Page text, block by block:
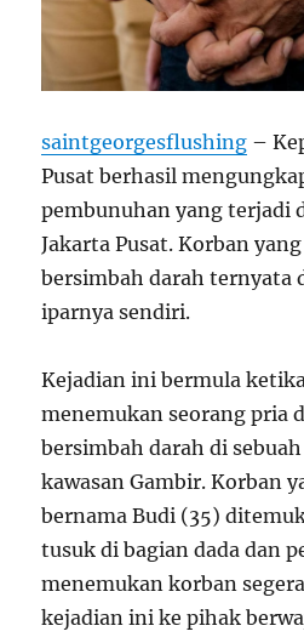
saintgeorgesflushing –
Pusat berhasil
pembunuhan yang terjadi
Jakarta Pusat. Korban
bersimbah darah ternyata
iparnya sendiri.
Kejadian ini bermula
menemukan seorang pria
bersimbah darah di
kawasan Gambir. Korban
bernama Budi (35)
tusuk di bagian dada dan
menemukan korban
kejadian ini ke pihak